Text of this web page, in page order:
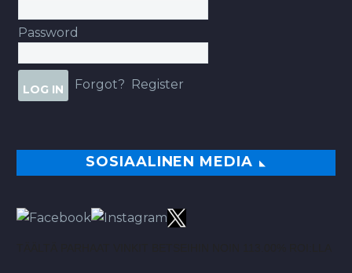
Password
Forgot? Register
SOSIAALINEN MEDIA